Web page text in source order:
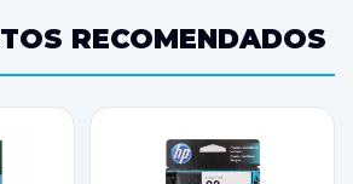
RECOMENDADOS